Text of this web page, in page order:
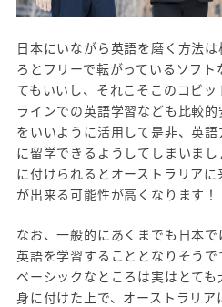
日本にいながら英語を磨く方法
ろとフリーで転がっているソフ
てもいいし、それこそこのコビ
ラインでの英語学習なども比較
をいいように活用して是非、英
に留学できるようしてしまいま
に付けられるとオーストラリア
が出来る可能性が高くなります！
なお、一般的にあくまでも日本
英語を学習することとなりそう
ベーシックなところは実はとて
身に付けた上で、オーストラリ